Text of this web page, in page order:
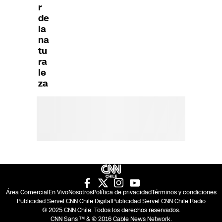
r
de
la
na
tu
ra
le
za
Área ComercialEn VivoNosotrosPolítica de privacidadTérminos y condiciones
Publicidad Servel CNN Chile DigitalPublicidad Servel CNN Chile Radio
© 2025 CNN Chile. Todos los derechos reservados.
CNN Sans ™ & © 2016 Cable News Network.